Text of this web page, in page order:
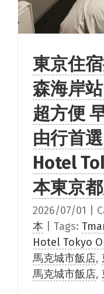
東京住
森海岸
超方便
由行首
Hotel
本東京
2026/07/01
本
Tags:
Hotel Tokyo
馬克城市飯店,
馬克城市飯店,